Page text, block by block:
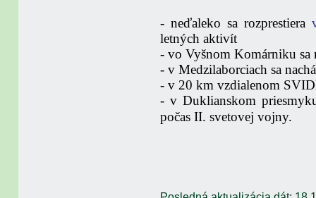
- neďaleko sa rozprestiera
letných aktivít
- vo Vyšnom Komárniku sa
- v Medzilaborciach sa
- v 20 km vzdialenom
- v Duklianskom
počas II. svetovej vojny.